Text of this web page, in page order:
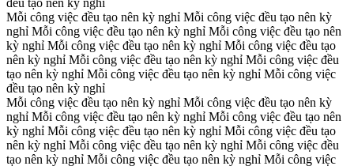
đều tạo nên kỳ nghỉ
Mỗi công việc đều tạo nên kỳ nghỉ Mỗi công việc đều tạo nên kỳ
nghỉ Mỗi công việc đều tạo nên kỳ nghỉ Mỗi công việc đều tạo nên
kỳ nghỉ Mỗi công việc đều tạo nên kỳ nghỉ Mỗi công việc đều tạo
nên kỳ nghỉ Mỗi công việc đều tạo nên kỳ nghỉ Mỗi công việc đều
tạo nên kỳ nghỉ Mỗi công việc đều tạo nên kỳ nghỉ Mỗi công việc
đều tạo nên kỳ nghỉ
Mỗi công việc đều tạo nên kỳ nghỉ Mỗi công việc đều tạo nên kỳ
nghỉ Mỗi công việc đều tạo nên kỳ nghỉ Mỗi công việc đều tạo nên
kỳ nghỉ Mỗi công việc đều tạo nên kỳ nghỉ Mỗi công việc đều tạo
nên kỳ nghỉ Mỗi công việc đều tạo nên kỳ nghỉ Mỗi công việc đều
tạo nên kỳ nghỉ Mỗi công việc đều tạo nên kỳ nghỉ Mỗi công việc